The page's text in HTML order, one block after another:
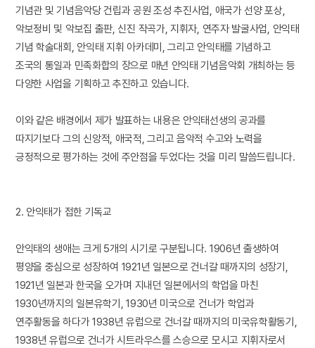
기념관 및 기념음악당 건립과 공원 조성 추진사업, 애국가 선양 포상,
악보정비 및 악보집 출판, 신진 작곡가, 지휘자, 연주자 발굴사업, 안익태
기념 학술대회, 안익태 지휘 아카데미, 그리고 안익태를 기념하고
조국의 통일과 민족화합의 장으로 매년 안익태 기념음악회 개최하는 등
다양한 사업을 기획하고 추진하고 있습니다.
이와 같은 배경에서 제가 발표하는 내용은 안익태선생의 공과를
따지기보다 그의 신앙적, 애국적, 그리고 음악적 수고와 노력을
긍정적으로 평가하는 것에 주안점을 두었다는 것을 미리 말씀드립니다.
2. 안익태가 접한 기독교
안익태의 생애는 크게 5개의 시기로 구분됩니다. 1906년 출생하여
평양을 중심으로 성장하여 1921년 일본으로 건너갈 때까지의 성장기,
1921년 일본과 한국을 오가며 지내던 일본에서의 학업을 마친
1930년까지의 일본유학기, 1930년 미국으로 건너가 학업과
연주활동을 하다가 1938년 유럽으로 건너갈 때까지의 미국유학활동기,
1938년 유럽으로 건너가 시트라우스를 스승으로 모시고 지휘자로서